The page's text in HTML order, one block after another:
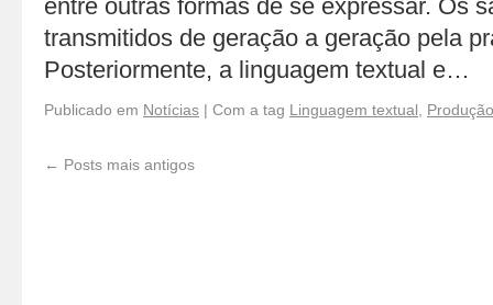
entre outras formas de se expressar. Os
transmitidos de geração a geração pela
Posteriormente, a linguagem textual e…
Publicado em Notícias | Com a tag Linguagem textual
← Posts mais antigos